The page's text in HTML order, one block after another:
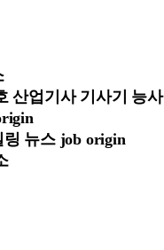
산업기사 기사기 능사
뉴스 job origin